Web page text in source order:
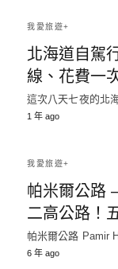
我愛旅遊+
北海道自駕
線、花費一
這次八天七夜的北
1 年 ago
我愛旅遊+
帕米爾公路
二高公路！
帕米爾公路 Pamir
6 年 ago